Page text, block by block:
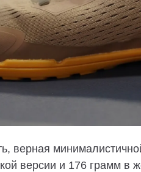
верная
версии и 176 грамм в